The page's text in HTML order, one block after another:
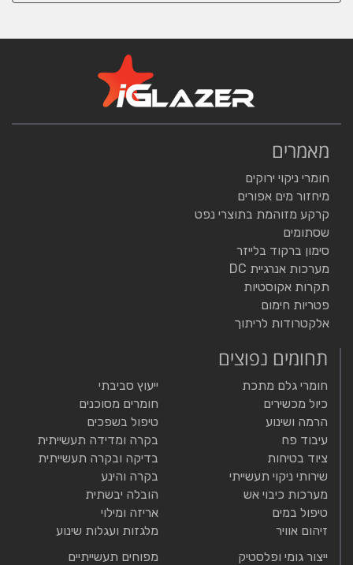
מאמרים
חומרי ניקוי ירוקים
מיחזור מים אפורים
קרקע מזוהמת בתוצרי נפט
שסתומים
סימון ברקוד בלייזר
מערכות אנרגיית DC
תקרות אקוסטיות
פטריות חימום
אלקטרודות לריתוך
תחומים נפוצים
חומרי גלם מתכת
כיול מכשירים
הרמה ושינוע
עיבוד פח
ציוד בטיחות
שירותי ניקוי תעשייתי
מערכות כיבוי אש
טיפול במים
זיהום אוויר
ייעוץ סביבתי
חומרים מסוכנים
טיפול בשפכים
בקרה ומדידה תעשייתית
בדיקה ובקרה תעשייתית
בקרה והינע
הובלה יבשתית
אריזה ומילוי
מלגזות ועגלות שינוע
ייצור גומי ופלסטיק
מפוחים תעשייתיים